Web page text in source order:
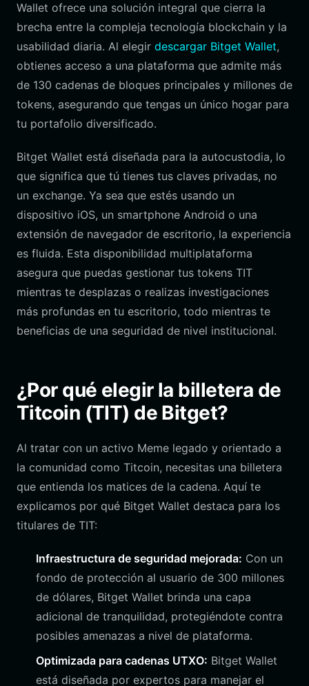
Wallet ofrece una solución integral que cierra la
brecha entre la compleja tecnología blockchain y la
usabilidad diaria. Al elegir descargar Bitget Wallet,
obtienes acceso a una plataforma que admite más
de 130 cadenas de bloques principales y millones de
tokens, asegurando que tengas un único hogar para
tu portafolio diversificado.
Bitget Wallet está diseñada para la autocustodia, lo
que significa que tú tienes tus claves privadas, no
un exchange. Ya sea que estés usando un
dispositivo iOS, un smartphone Android o una
extensión de navegador de escritorio, la experiencia
es fluida. Esta disponibilidad multiplataforma
asegura que puedas gestionar tus tokens TIT
mientras te desplazas o realizas investigaciones
más profundas en tu escritorio, todo mientras te
beneficias de una seguridad de nivel institucional.
¿Por qué elegir la billetera de
Titcoin (TIT) de Bitget?
Al tratar con un activo Meme legado y orientado a
la comunidad como Titcoin, necesitas una billetera
que entienda los matices de la cadena. Aquí te
explicamos por qué Bitget Wallet destaca para los
titulares de TIT:
Infraestructura de seguridad mejorada: Con un
fondo de protección al usuario de 300 millones
de dólares, Bitget Wallet brinda una capa
adicional de tranquilidad, protegiéndote contra
posibles amenazas a nivel de plataforma.
Optimizada para cadenas UTXO: Bitget Wallet
está diseñada por expertos para manejar el